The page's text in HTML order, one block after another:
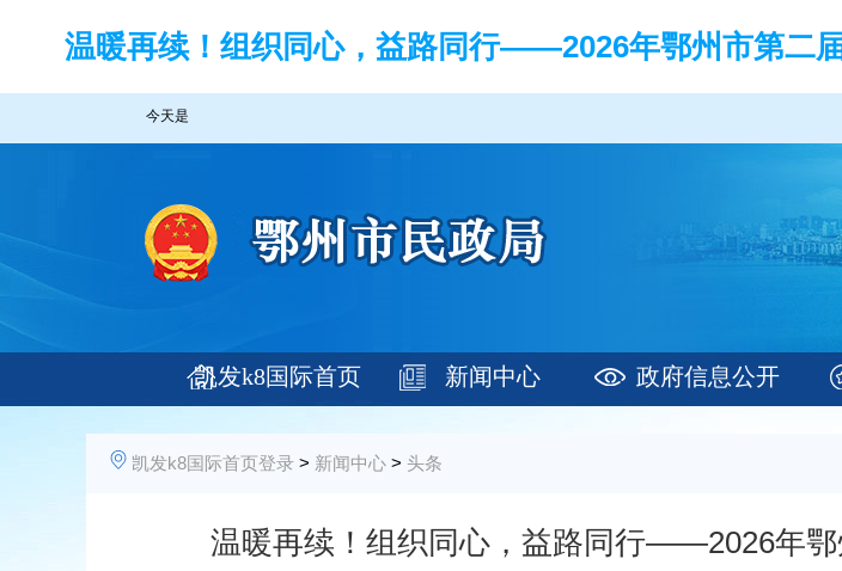
温暖再续！组织同心，益路同行——2026年鄂州市第二
今天是
凯发k8国际首页
登录
新闻中心 政府信息公开
凯发k8国际首页登录 > 新闻中心 > 头条
温暖再续！组织同心，益路同行——2026年